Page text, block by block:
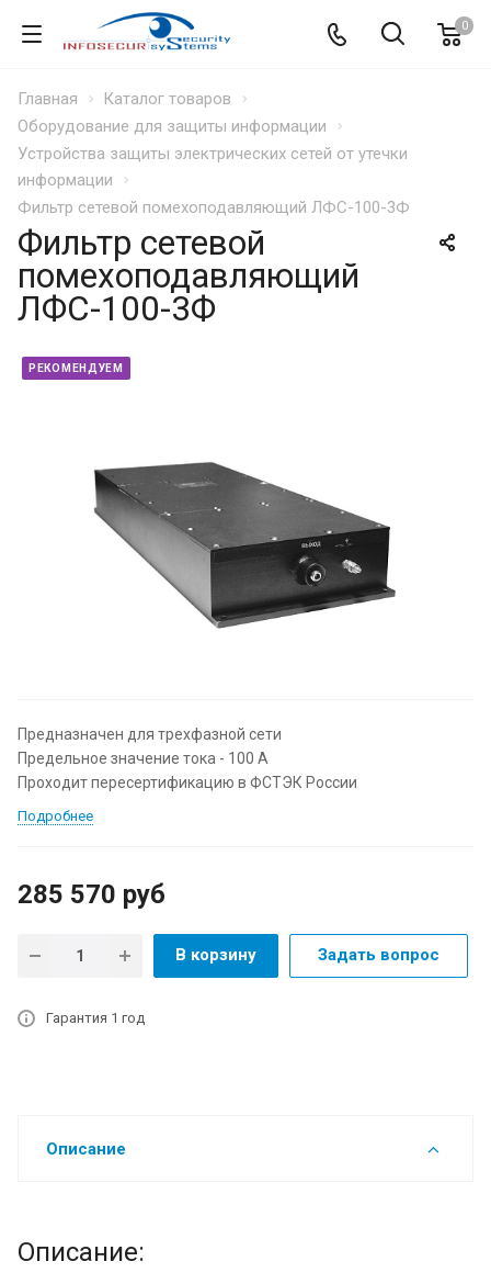
0
Главная
Каталог товаров
Оборудование для защиты информации
Устройства защиты электрических сетей от утечки
информации
Фильтр сетевой помехоподавляющий ЛФС-100-3Ф
Фильтр сетевой
помехоподавляющий
ЛФС-100-3Ф
РЕКОМЕНДУЕМ
Предназначен для трехфазной сети
Предельное значение тока - 100 А
Проходит пересертификацию в ФСТЭК России
Подробнее
285 570 руб
В корзину Задать вопрос
Гарантия 1 год
Описание
Описание: